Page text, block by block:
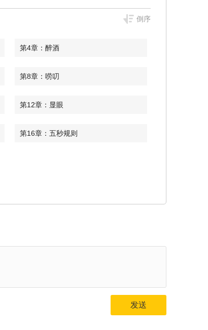
倒序
第4章：醉酒
第8章：唠叨
第12章：显眼
第16章：五秒规则
第31章：合照
发送